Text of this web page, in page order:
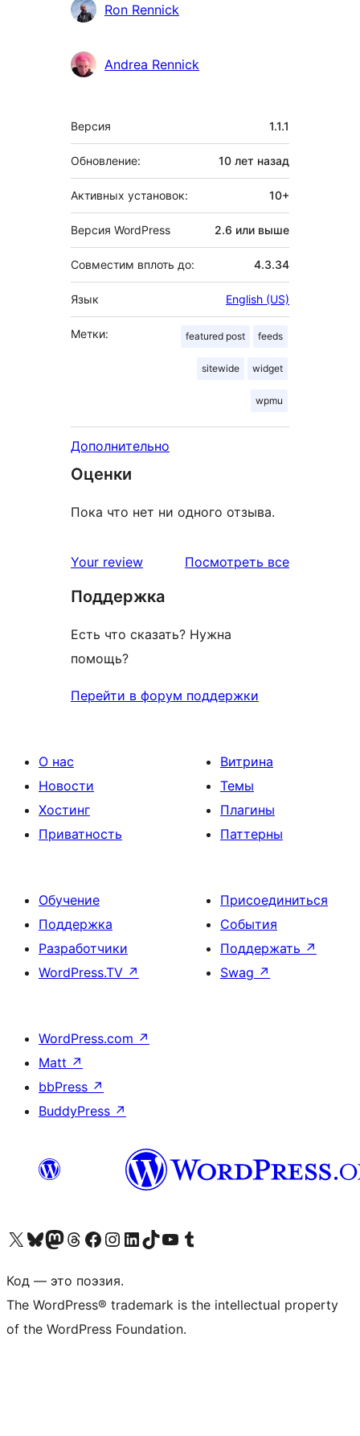
УчастникиRon Rennick
Andrea Rennick
Мета
Версия 1.1.1
Обновление: 10 лет назад
Активных установок: 10+
Версия WordPress 2.6 или выше
Совместим вплоть до: 4.3.34
Язык English (US)
Метки: featured post feeds
sitewide widget
wpmu
Дополнительно
Оценки
Пока что нет ни одного отзыва.
Your review Посмотреть всеотзывы
Поддержка
Есть что сказать? Нужна
помощь?
Перейти в форум поддержки
О нас
Новости
Хостинг
Приватность
Витрина
Темы
Плагины
Паттерны
Обучение
Поддержка
Разработчики
WordPress.TV ↗
Присоединиться
События
Поддержать ↗
Swag ↗
WordPress.com ↗
Matt ↗
bbPress ↗
BuddyPress ↗
Посетите нас в X (ранее Twitter)
Посетите нашу учётную запись в Bluesky
Посетите нашу ленту в Mastodon
Посетите нашу учётную запись в Threads
Посетите нашу страницу на Facebook
Посетите наш Instagram
Посетите нашу страницу в LinkedIn
Посетите нашу учётную запись в TikTok
Посетите наш канал YouTube
Посетите нашу учётную запись в Tumblr
Код — это поэзия.
The WordPress® trademark is the intellectual property
of the WordPress Foundation.